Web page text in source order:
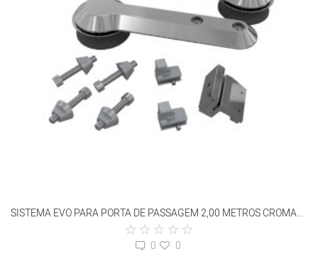
SISTEMA EVO PARA PORTA DE PASSAGEM 2,00 METROS CROMADO
0
0